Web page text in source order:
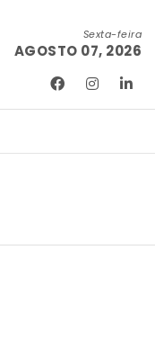
Sexta-feira
AGOSTO 07, 2026